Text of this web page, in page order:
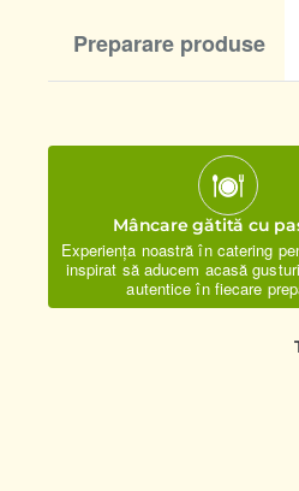
Preparare produse
Mâncare gătită cu
Experiența noastră în catering
inspirat să aducem acasă
autentice în fiecare